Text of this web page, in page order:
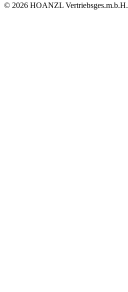
© 2026 HOANZL Vertriebsges.m.b.H.